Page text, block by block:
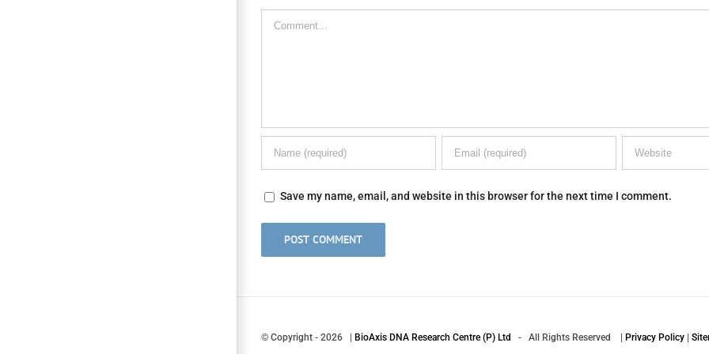
Comment
Save my name, email, and website in this browser for the next time I comment.
© Copyright - 2026 | BioAxis DNA Research Centre (P) Ltd - All Rights Reserved | Privacy Policy